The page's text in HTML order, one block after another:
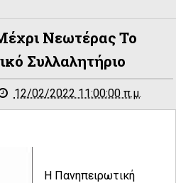
Νεωτέρας Το
Συλλαλητήριο
12/02/2022 11:00:00 π.μ.
Η Πανηπειρωτική